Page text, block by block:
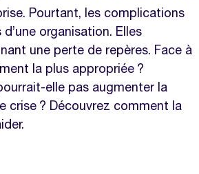
Pourtant, les complications
organisation. Elles
une perte de repères. Face à
la plus appropriée ?
elle pas augmenter la
crise ? Découvrez comment la